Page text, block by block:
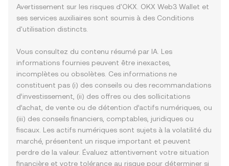
Avertissement sur les risques d'OKX. OKX Web3 Wallet et
ses services auxiliaires sont soumis à des Conditions
d'utilisation distincts.
Vous consultez du contenu résumé par IA. Les
informations fournies peuvent être inexactes,
incomplètes ou obsolètes. Ces informations ne
constituent pas (i) des conseils ou des recommandations
d’investissement, (ii) des offres ou des sollicitations
d’achat, de vente ou de détention d’actifs numériques, ou
(iii) des conseils financiers, comptables, juridiques ou
fiscaux. Les actifs numériques sont sujets à la volatilité du
marché, présentent un risque important et peuvent
perdre de la valeur. Évaluez attentivement votre situation
financière et votre tolérance au risque pour déterminer si